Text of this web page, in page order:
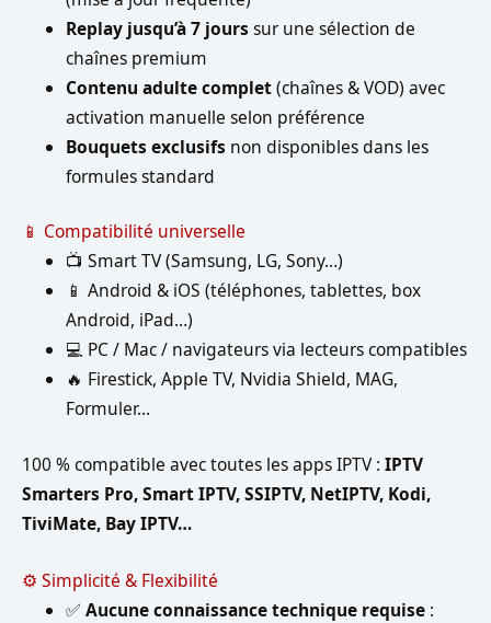
Replay jusqu’à 7 jours sur une sélection de
chaînes premium
Contenu adulte complet(chaînes & VOD) avec
activation manuelle selon préférence
Bouquets exclusifs non disponibles dans les
formules standard
📱 Compatibilité universelle
📺 Smart TV (Samsung, LG, Sony…)
📱 Android & iOS (téléphones, tablettes, box
Android, iPad…)
💻 PC / Mac / navigateurs via lecteurs compatibles
🔥 Firestick, Apple TV, Nvidia Shield, MAG,
Formuler…
100 % compatible avec toutes les apps IPTV : IPTV
Smarters Pro, Smart IPTV, SSIPTV, NetIPTV, Kodi,
TiviMate, Bay IPTV…
⚙️ Simplicité & Flexibilité
✅ Aucune connaissance technique requise :